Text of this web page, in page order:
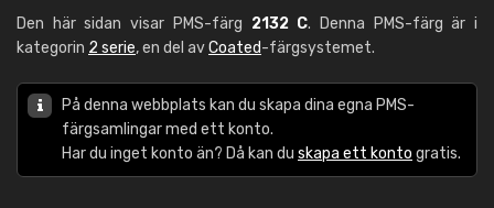
Den här sidan visar PMS-färg 2132 C. Denna PMS-färg är i
kategorin 2 serie, en del avCoated-färgsystemet.
På denna webbplats kan du skapa dina egna PMS-
färgsamlingar med ett konto.
Har du inget konto än? Då kan du skapa ett konto gratis.